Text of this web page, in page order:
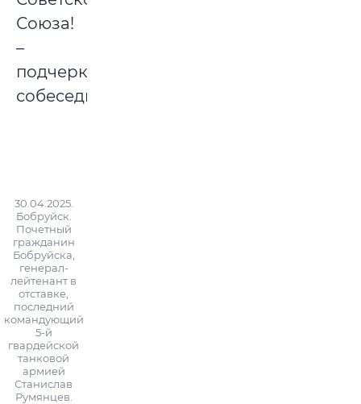
Союза!
–
подчеркивает
собеседник.
30.04.2025.
Бобруйск.
Почетный
гражданин
Бобруйска,
генерал-
лейтенант в
отставке,
последний
командующий
5-й
гвардейской
танковой
армией
Станислав
Румянцев.